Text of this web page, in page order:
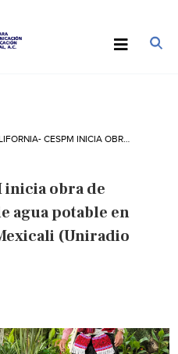
inicia obra de
agua potable en
(Uniradio